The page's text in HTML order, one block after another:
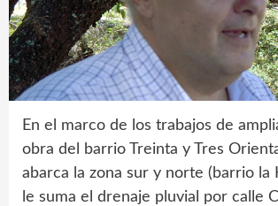
En el marco de los trabajos de
obra del barrio Treinta y Tres
abarca la zona sur y norte (barrio la
le suma el drenaje pluvial por calle